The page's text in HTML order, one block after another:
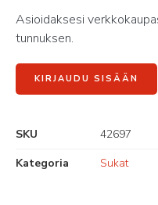
Asioidaksesi
tunnuksen.
KIRJAUDU SISÄÄN
SKU
42697
Kategoria
Sukat